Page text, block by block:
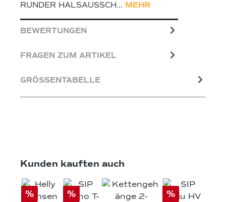
RUNDER HALSAUSSCH… MEHR
BEWERTUNGEN
FRAGEN ZUM ARTIKEL
GRÖSSENTABELLE
Produktgalerie überspringen
Kunden kauften auch
% % %